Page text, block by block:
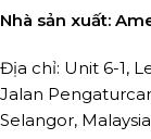
Nhà sản xuất:
Địa chỉ: Unit 6-1,
Jalan
Selangor, Malaysia